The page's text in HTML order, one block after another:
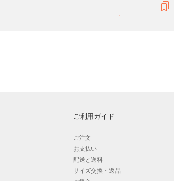
ご利用ガイド
ご注文
お支払い
配送と送料
サイズ交換・返品